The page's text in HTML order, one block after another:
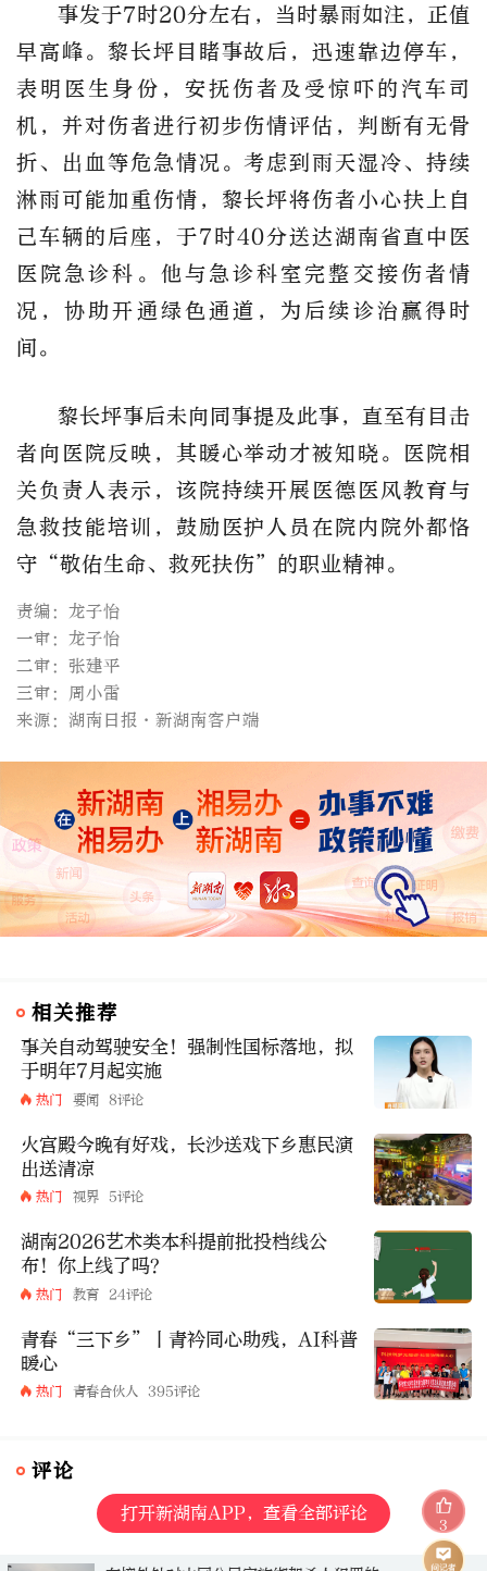
事发于7时20分左右，当时暴雨如注，正值
早高峰。黎长坪目睹事故后，迅速靠边停车，
表明医生身份，安抚伤者及受惊吓的汽车司
机，并对伤者进行初步伤情评估，判断有无骨
折、出血等危急情况。考虑到雨天湿冷、持续
淋雨可能加重伤情，黎长坪将伤者小心扶上自
己车辆的后座，于7时40分送达湖南省直中医
医院急诊科。他与急诊科室完整交接伤者情
况，协助开通绿色通道，为后续诊治赢得时
间。
黎长坪事后未向同事提及此事，直至有目击
者向医院反映，其暖心举动才被知晓。医院相
关负责人表示，该院持续开展医德医风教育与
急救技能培训，鼓励医护人员在院内院外都恪
守“敬佑生命、救死扶伤”的职业精神。
责编：龙子怡
一审：龙子怡
二审：张建平
三审：周小雷
来源：湖南日报·新湖南客户端
相关推荐
事关自动驾驶安全！强制性国标落地，拟
于明年7月起实施
热门 要闻 8评论
火宫殿今晚有好戏，长沙送戏下乡惠民演
出送清凉
热门 视界 5评论
湖南2026艺术类本科提前批投档线公
布！你上线了吗？
热门 教育 24评论
青春“三下乡”丨青衿同心助残，AI科普
暖心
热门 青春合伙人 395评论
评论
打开新湖南APP，查看全部评论
3